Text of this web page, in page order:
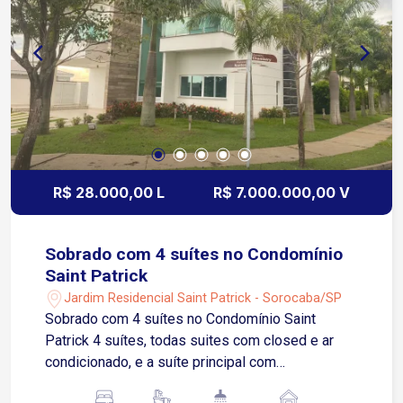
R$ 28.000,00 L R$ 7.000.000,00 V
Sobrado com 4 suítes no Condomínio
Saint Patrick
Jardim Residencial Saint Patrick - Sorocaba/SP
Sobrado com 4 suítes no Condomínio Saint
Patrick 4 suítes, todas suites com closed e ar
condicionado, e a suíte principal com